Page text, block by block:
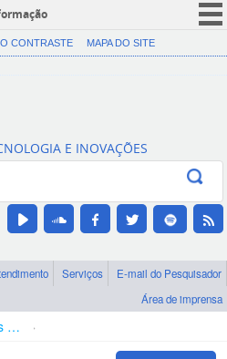
CORONAVÍRUS (COVID-19)
Canais
CONTRASTE MAPA DO SITE
E INOVAÇÕES
Serviços
E-mail do Pesquisador
Área de imprensa
Bolsas e Auxílios Vigentes